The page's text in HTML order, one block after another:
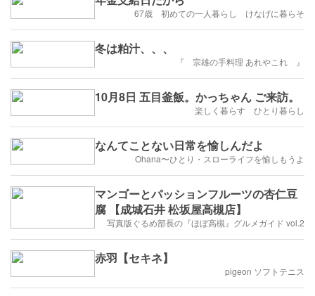
67歳 初めての一人暮らし けなげに暮らそ
冬は粕汁、、、
『 宗雄の手料理 あれやこれ 』
10月8日 五目釜飯。かっちゃん ご来訪。
楽しく暮らす ひとり暮らし
なんてことない日常を愉しんだよ
Ohana〜ひとり・スローライフを愉しもうよ
マンゴーとパッションフルーツの杏仁豆
腐 【成城石井 松坂屋高槻店】
写真版ぐるめ部長の『ほぼ高槻』グルメガイド vol.2
赤羽【セキネ】
pigeon ソフトテニス